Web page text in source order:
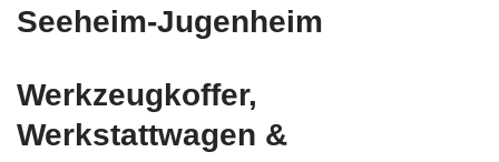
Seeheim-Jugenheim
Werkzeugkoffer,
Werkstattwagen &